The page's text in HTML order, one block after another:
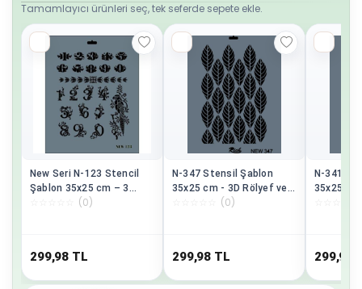
Tamamlayıcı ürünleri seç, tek seferde sepete ekle.
New Seri N-123 Stencil
Şablon 35x25 cm – 3
Boyutlu Rölyef ve
(0)
299,98 TL
N-347 Stensil Şablon
35x25 cm - 3D Rölyef ve
Boyama İçin Dayanıklı
(0)
299,98 TL
N-341
35x25 cm
299,98